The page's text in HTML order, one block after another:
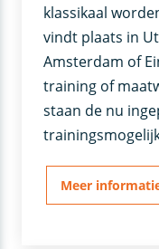
klassikaal
vindt plaats in
Amsterdam of
training of
staan de nu
Meer